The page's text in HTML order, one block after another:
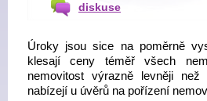
diskuse
Úroky jsou sice na poměrně
klesají ceny téměř všech
nemovitost výrazně levněji
nabízejí u úvěrů na pořízení